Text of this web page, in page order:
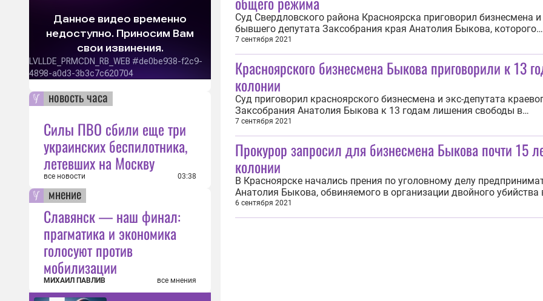
новость часа
Силы ПВО сбили еще три
украинских беспилотника,
летевших на Москву
все новости 03:38
мнение
Славянск — наш финал:
прагматика и экономика
голосуют против
мобилизации
МИХАИЛ ПАВЛИВ все мнения
Суд Свердловского района Красноярска приговорил бизнесмена и
бывшего депутата Заксобрания края Анатолия Быкова, которого
присяжные признали виновным в организации в 1994 году убийств
Кирилла Войтенко и Александра Наумова, к 13 годам лишения
исправительной колонии общего режима. Об этом 7...
7 сентября 2021
Красноярского бизнесмена Быкова приговорили к 13
колонии
Суд приговорил красноярского бизнесмена и экс-депутата
Заксобрания Анатолия Быкова к 13 годам лишения свободы в
исправительной колонии общего режима по уголовному делу об
организации убийства двух человек ( Александра Наумова и
Войтенко ) в 1994 году. Об этом ИА REGNUM сообщили 7...
7 сентября 2021
Прокурор запросил для бизнесмена Быкова почти 15
колонии
В Красноярске начались прения по уголовному делу
Анатолия Быкова, обвиняемого в организации двойного убийства
году. Прокуратура запросила для подсудимого 14 лет и 11 месяцев
колонии общего режима, сообщает «Коммерсант». 31 августа
6 сентября 2021